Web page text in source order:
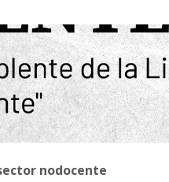
nodocente